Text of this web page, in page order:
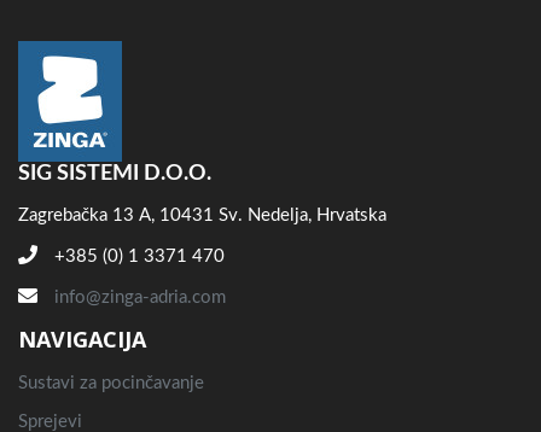
SIG SISTEMI D.O.O.
Zagrebačka 13 A, 10431 Sv. Nedelja, Hrvatska
+385 (0) 1 3371 470
info@zinga-adria.com
NAVIGACIJA
Sustavi za pocinčavanje
Sprejevi